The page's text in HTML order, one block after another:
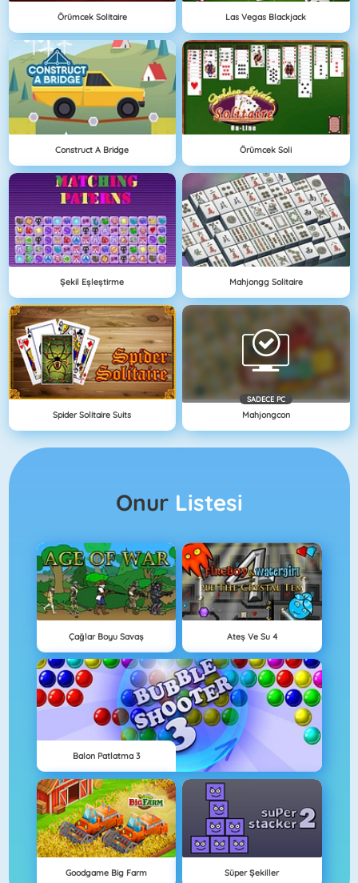
Örümcek Solitaire Las Vegas Blackjack
Construct A Bridge Örümcek Soli
Şekil Eşleştirme Mahjongg Solitaire
Spider Solitaire Suits
SADECE PC
Mahjongcon
Onur Listesi
Çağlar Boyu Savaş Ateş Ve Su 4
Balon Patlatma 3
Goodgame Big Farm Süper Şekiller